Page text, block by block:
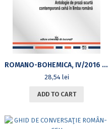
ROMANO-BOHEMICA, IV/2016 ANTOLOGIE DE PROZĂ SCURTĂ CONTEMPORANĂ CEHĂ ÎN LIMBA ROMÂNĂ
28,54 lei
ADD TO CART